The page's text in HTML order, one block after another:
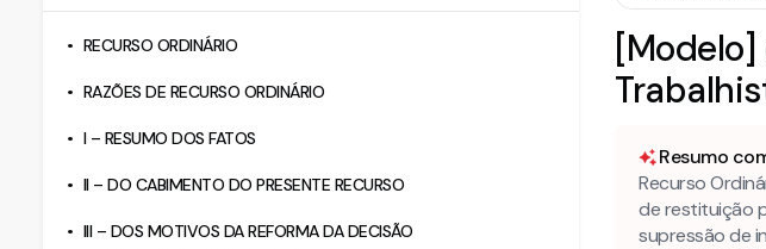
RECURSO ORDINÁRIO
RAZÕES DE RECURSO ORDINÁRIO
I – RESUMO DOS FATOS
II – DO CABIMENTO DO PRESENTE RECURSO
III – DOS MOTIVOS DA REFORMA DA DECISÃO
Resumo
Recurso
de restituição
supressão de